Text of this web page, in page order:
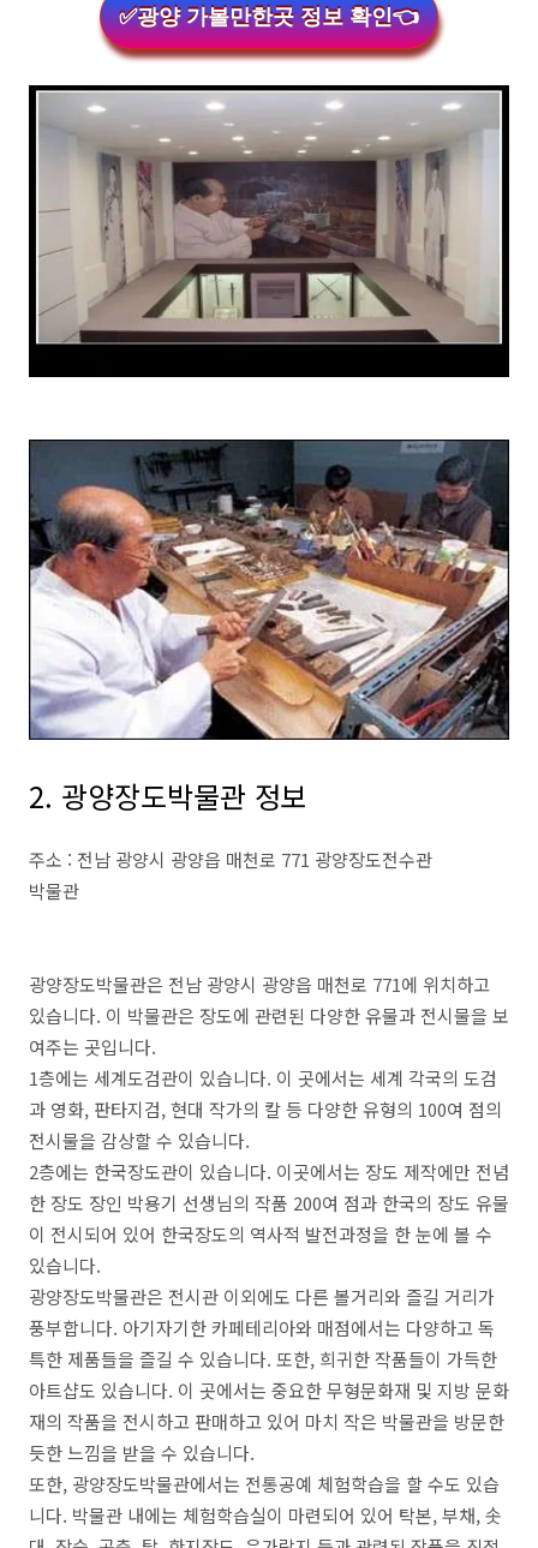
✅광양 가볼만한곳 정보 확인👈
2. 광양장도박물관 정보
주소 : 전남 광양시 광양읍 매천로 771 광양장도전수관
박물관
광양장도박물관은 전남 광양시 광양읍 매천로 771에 위치하고
있습니다. 이 박물관은 장도에 관련된 다양한 유물과 전시물을 보
여주는 곳입니다.
1층에는 세계도검관이 있습니다. 이 곳에서는 세계 각국의 도검
과 영화, 판타지검, 현대 작가의 칼 등 다양한 유형의 100여 점의
전시물을 감상할 수 있습니다.
2층에는 한국장도관이 있습니다. 이곳에서는 장도 제작에만 전념
한 장도 장인 박용기 선생님의 작품 200여 점과 한국의 장도 유물
이 전시되어 있어 한국장도의 역사적 발전과정을 한 눈에 볼 수
있습니다.
광양장도박물관은 전시관 이외에도 다른 볼거리와 즐길 거리가
풍부합니다. 아기자기한 카페테리아와 매점에서는 다양하고 독
특한 제품들을 즐길 수 있습니다. 또한, 희귀한 작품들이 가득한
아트샵도 있습니다. 이 곳에서는 중요한 무형문화재 및 지방 문화
재의 작품을 전시하고 판매하고 있어 마치 작은 박물관을 방문한
듯한 느낌을 받을 수 있습니다.
또한, 광양장도박물관에서는 전통공예 체험학습을 할 수도 있습
니다. 박물관 내에는 체험학습실이 마련되어 있어 탁본, 부채, 솟